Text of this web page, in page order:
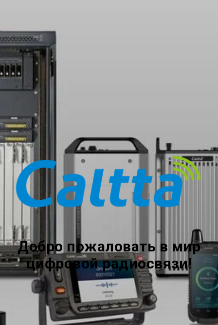
Добро пожаловать в мир
цифровой радиосвязи!